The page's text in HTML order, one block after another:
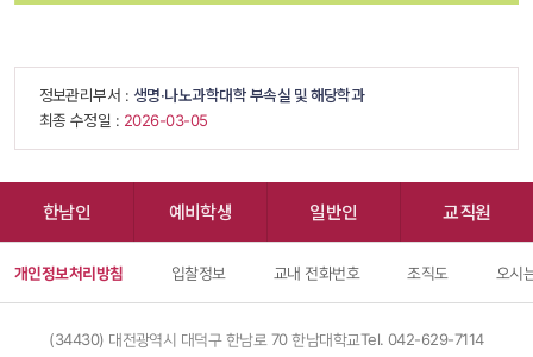
정보관리부서 : 생명·나노과학대학 부속실 및 해당학과
최종 수정일 : 2026-03-05
한남인 예비학생 일반인 교직원
개인정보처리방침 입찰정보 교내 전화번호 조직도 오시
(34430) 대전광역시 대덕구 한남로 70 한남대학교Tel. 042-629-7114